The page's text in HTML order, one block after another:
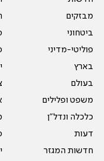
מבזקים
ביטחוני
פוליטי-מדיני
בארץ
בעולם
משפט ופלילים
כלכלה ונדל"ן
דעות
חדשות המגזר